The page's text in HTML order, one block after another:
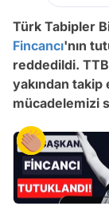
Türk Tabipler
Fincancı'nın
reddedildi.
yakından takip
mücadelemizi